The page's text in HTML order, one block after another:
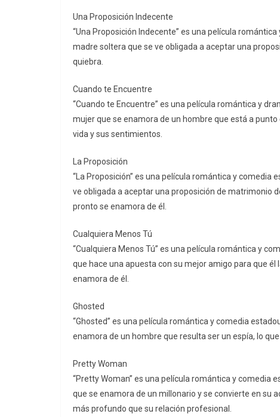
Una Proposición Indecente
“Una Proposición Indecente” es una película
madre soltera que se ve obligada a aceptar una
quiebra.
Cuando te Encuentre
“Cuando te Encuentre” es una película romántica y
mujer que se enamora de un hombre que está a
vida y sus sentimientos.
La Proposición
“La Proposición” es una película romántica y comedia
ve obligada a aceptar una proposición de matrimonio
pronto se enamora de él.
Cualquiera Menos Tú
“Cualquiera Menos Tú” es una película romántica y
que hace una apuesta con su mejor amigo para que
enamora de él.
Ghosted
“Ghosted” es una película romántica y comedia
enamora de un hombre que resulta ser un espía, lo
Pretty Woman
“Pretty Woman” es una película romántica y comedia
que se enamora de un millonario y se convierte en su
más profundo que su relación profesional.